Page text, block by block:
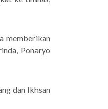
memberikan
Ponaryo
dan Ikhsan